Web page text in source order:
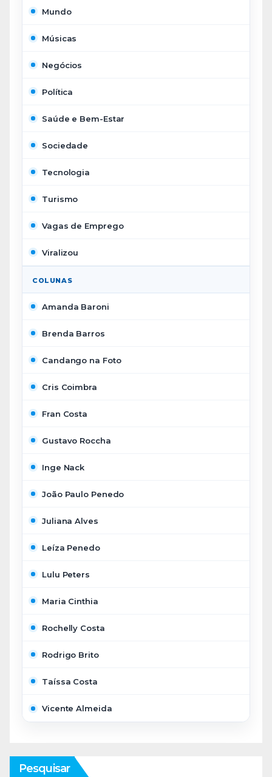
Mundo
Músicas
Negócios
Política
Saúde e Bem-Estar
Sociedade
Tecnologia
Turismo
Vagas de Emprego
Viralizou
COLUNAS
Amanda Baroni
Brenda Barros
Candango na Foto
Cris Coimbra
Fran Costa
Gustavo Roccha
Inge Nack
João Paulo Penedo
Juliana Alves
Leíza Penedo
Lulu Peters
Maria Cinthia
Rochelly Costa
Rodrigo Brito
Taíssa Costa
Vicente Almeida
Pesquisar